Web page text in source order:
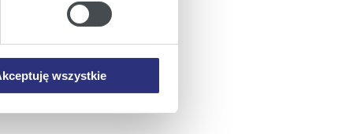
ta nie dotyczy jednak
wszystkie